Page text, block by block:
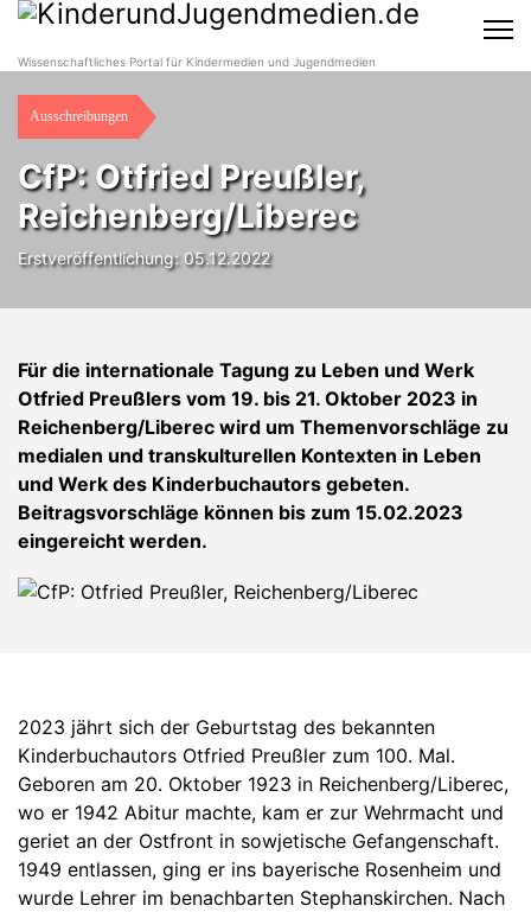
Wissenschaftliches Portal für Kindermedien und Jugendmedien
Ausschreibungen
CfP: Otfried Preußler,
Reichenberg/Liberec
Erstveröffentlichung: 05.12.2022
Für die internationale Tagung zu Leben und Werk
Otfried Preußlers vom 19. bis 21. Oktober 2023 in
Reichenberg/Liberec wird um Themenvorschläge zu
medialen und transkulturellen Kontexten in Leben
und Werk des Kinderbuchautors gebeten.
Beitragsvorschläge können bis zum 15.02.2023
eingereicht werden.
2023 jährt sich der Geburtstag des bekannten
Kinderbuchautors Otfried Preußler zum 100. Mal.
Geboren am 20. Oktober 1923 in Reichenberg/Liberec,
wo er 1942 Abitur machte, kam er zur Wehrmacht und
geriet an der Ostfront in sowjetische Gefangenschaft.
1949 entlassen, ging er ins bayerische Rosenheim und
wurde Lehrer im benachbarten Stephanskirchen. Nach